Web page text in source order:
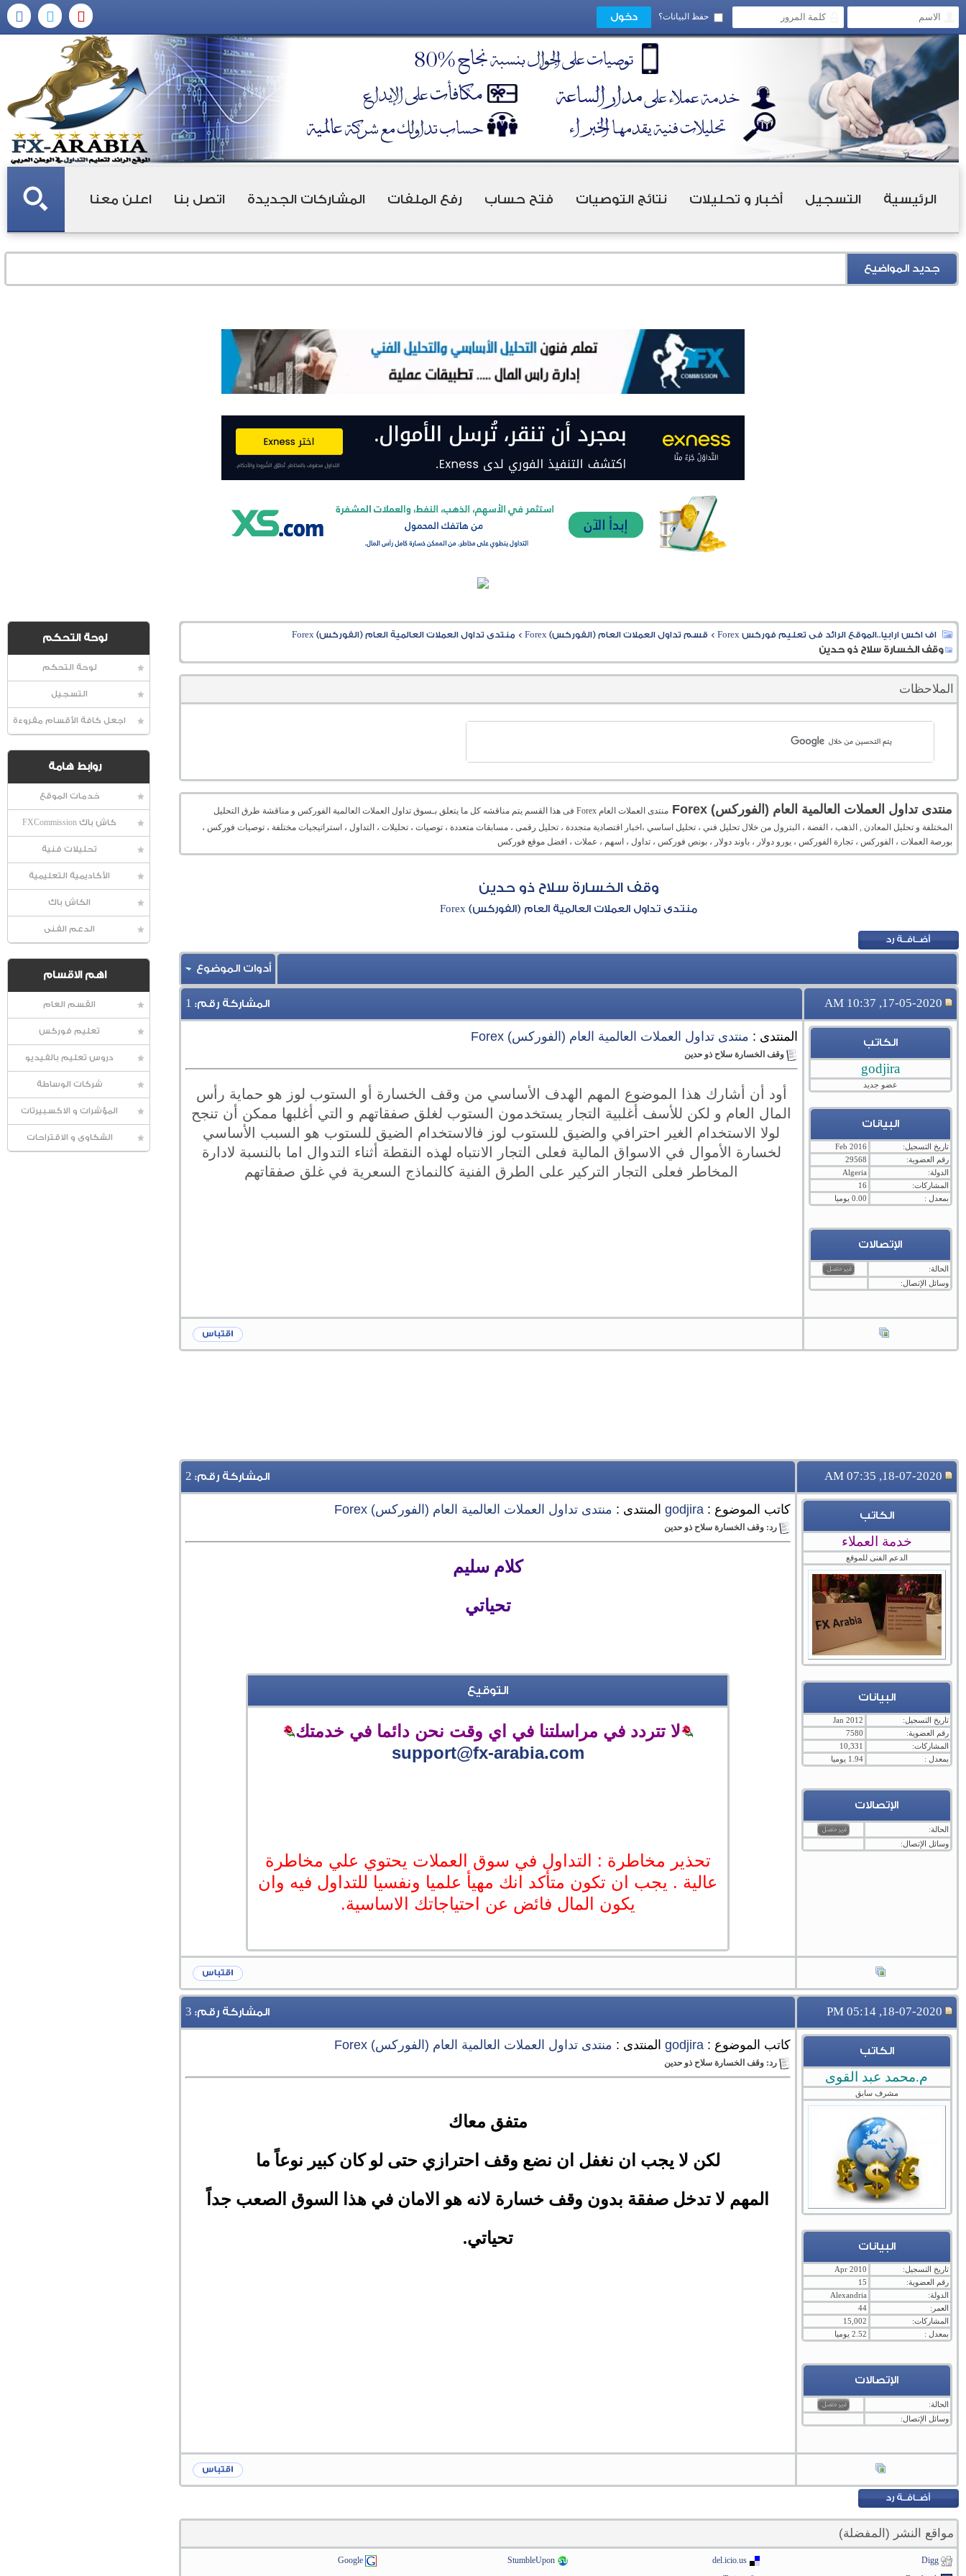
حفظ البيانات؟
الرئيسية التسجيل أخبار و تحليلات نتائج التوصيات فتح حساب رفع الملفات المشاركات الجديدة اتصل بنا اعلن معنا
جديد المواضيع
لوحة التحكم
لوحة التحكم
التسجيل
اجعل كافة الأقسام مقروءة
روابط هامة
خدمات الموقع
كاش باك FXCommission
تحليلات فنية
الأكاديمية التعليمية
الكاش باك
الدعم الفنى
اهم الاقسام
القسم العام
تعليم فوركس
دروس تعليم بالفيديو
شركات الوساطة
المؤشرات و الاكسبيرتات
الشكاوى و الاقتراحات
اف اكس ارابيا..الموقع الرائد فى تعليم فوركس Forex > قسم تداول العملات العام (الفوركس) Forex > منتدى تداول العملات العالمية العام (الفوركس) Forex
وقف الخسارة سلاح ذو حدين
الملاحظات
منتدى تداول العملات العالمية العام (الفوركس) Forex
منتدى العملات العام Forex فى هذا القسم يتم مناقشه كل ما يتعلق بـسوق تداول العملات العالمية الفوركس و مناقشة طرق التحليل
المختلفة و تحليل المعادن , الذهب ، الفضة ، البترول من خلال تحليل فني ، تحليل اساسي ،اخبار اقتصادية متجددة ، تحليل رقمى ، مسابقات متعددة ، توصيات ، تحليلات ، التداول ، استراتيجيات مختلفة ، توصيات فوركس ،
بورصة العملات ، الفوركس ، تجارة الفوركس ، يورو دولار ، باوند دولار ، بونص فوركس ، تداول ، اسهم ، عملات ، افضل موقع فوركس
وقف الخسارة سلاح ذو حدين
منتدى تداول العملات العالمية العام (الفوركس) Forex
أدوات الموضوع
17-05-2020, 10:37 AM المشاركة رقم: 1
الكاتب
godjira
عضو جديد
البيانات
تاريخ التسجيل:
Feb 2016
رقم العضوية:
29568
الدولة:
Algeria
المشاركات:
16
بمعدل :
0.00 يوميا
الإتصالات
الحالة:
وسائل الإتصال:
المنتدى : منتدى تداول العملات العالمية العام (الفوركس) Forex
وقف الخسارة سلاح ذو حدين
أود أن أشارك هذا الموضوع المهم الهدف الأساسي من وقف الخسارة أو الستوب لوز هو حماية رأس
المال العام و لكن للأسف أغلبية التجار يستخدمون الستوب لغلق صفقاتهم و التي أغلبها ممكن أن تنجح
لولا الاستخدام الغير احترافي والضيق للستوب لوز فالاستخدام الضيق للستوب هو السبب الأساسي
لخسارة الأموال في الاسواق المالية فعلى التجار الانتباه لهذه النقطة أثناء التدوال اما بالنسبة لادارة
المخاطر فعلى التجار التركير على الطرق الفنية كالنماذج السعرية في غلق صفقاتهم
18-07-2020, 07:35 AM المشاركة رقم: 2
الكاتب
خدمة العملاء
الدعم الفنى للموقع
البيانات
تاريخ التسجيل:
Jan 2012
رقم العضوية:
7580
المشاركات:
10,331
بمعدل :
1.94 يوميا
الإتصالات
الحالة:
وسائل الإتصال:
كاتب الموضوع :godjira المنتدى : منتدى تداول العملات العالمية العام (الفوركس) Forex
رد: وقف الخسارة سلاح ذو حدين
كلام سليم
تحياتي
التوقيع
لا تتردد في مراسلتنا في اي وقت نحن دائما في خدمتك
support@fx-arabia.com
تحذير مخاطرة : التداول في سوق العملات يحتوي علي مخاطرة
عالية . يجب ان تكون متأكد انك مهيأ علميا ونفسيا للتداول فيه وان
يكون المال فائض عن احتياجاتك الاساسية.
18-07-2020, 05:14 PM المشاركة رقم: 3
الكاتب
م.محمد عبد القوى
مشرف سابق
البيانات
تاريخ التسجيل:
Apr 2010
رقم العضوية:
15
الدولة:
Alexandria
العمر:
44
المشاركات:
15,002
بمعدل :
2.52 يوميا
الإتصالات
الحالة:
وسائل الإتصال:
كاتب الموضوع :godjira المنتدى : منتدى تداول العملات العالمية العام (الفوركس) Forex
رد: وقف الخسارة سلاح ذو حدين
متفق معاك
لكن لا يجب ان نغفل ان نضع وقف احترازي حتى لو كان كبير نوعاً ما
المهم لا تدخل صفقة بدون وقف خسارة لانه هو الامان في هذا السوق الصعب جداً
تحياتي.
مواقع النشر (المفضلة)
Digg
del.icio.us
StumbleUpon
Google